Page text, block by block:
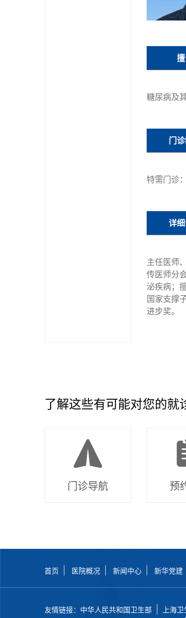
糖尿病及
门
特需门诊
详
主任医师
传医师分
泌疾病；
国家支撑
进步奖。
了解这些有可能对您的就
门诊导航 预
首页 医院概况 新闻中心 新华党建
友情链接： 中华人民共和国卫生部 上海